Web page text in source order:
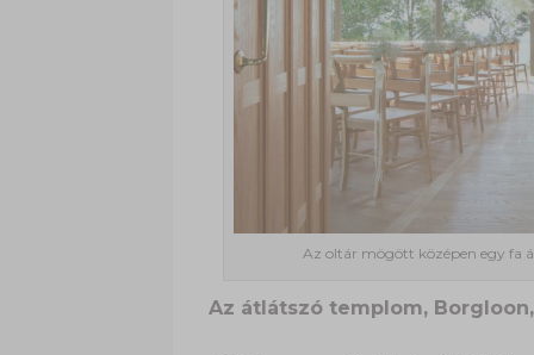
Az oltár mögött középen egy fa
Az átlátszó templom,